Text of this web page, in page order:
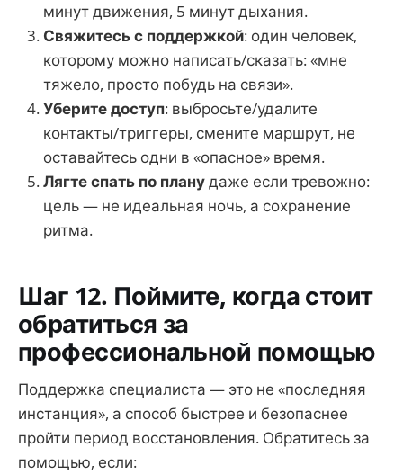
минут движения, 5 минут дыхания.
Свяжитесь с поддержкой: один человек,
которому можно написать/сказать: «мне
тяжело, просто побудь на связи».
Уберите доступ: выбросьте/удалите
контакты/триггеры, смените маршрут, не
оставайтесь одни в «опасное» время.
Лягте спать по планудаже если тревожно:
цель — не идеальная ночь, а сохранение
ритма.
Шаг 12. Поймите, когда стоит
обратиться за
профессиональной помощью
Поддержка специалиста — это не «последняя
инстанция», а способ быстрее и безопаснее
пройти период восстановления. Обратитесь за
помощью, если: